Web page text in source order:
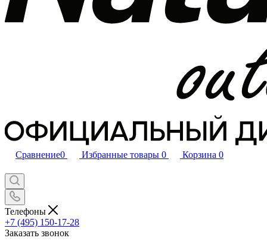
Сравнение0 Избранные товары 0 Корзина 0
Телефоны
+7 (495) 150-17-28
Заказать звонок